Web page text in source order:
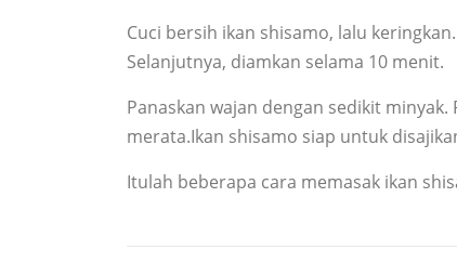
Cuci bersih ikan shisamo, lalu
Selanjutnya, diamkan selama 10 menit.
Panaskan wajan dengan sedikit
merata.Ikan shisamo siap untuk
Itulah beberapa cara memasak ikan